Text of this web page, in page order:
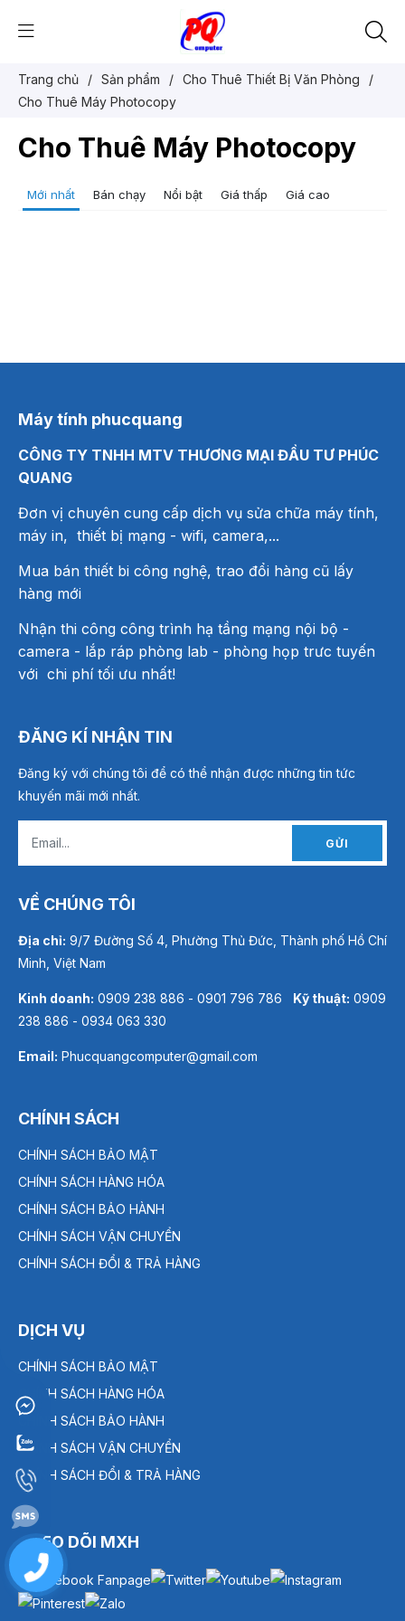
Trang chủ / Sản phẩm / Cho Thuê Thiết Bị Văn Phòng
/
Cho Thuê Máy Photocopy
Cho Thuê Máy Photocopy
Mới nhất Bán chạy Nổi bật Giá thấp Giá cao
Máy tính phucquang
CÔNG TY TNHH MTV THƯƠNG MẠI ĐẦU TƯ PHÚC
QUANG
Đơn vị chuyên cung cấp dịch vụ sửa chữa máy tính,
máy in, thiết bị mạng - wifi, camera,...
Mua bán thiết bi công nghệ, trao đổi hàng cũ lấy
hàng mới
Nhận thi công công trình hạ tầng mạng nội bộ -
camera - lắp ráp phòng lab - phòng họp trưc tuyến
với chi phí tối ưu nhất!
ĐĂNG KÍ NHẬN TIN
Đăng ký với chúng tôi để có thể nhận được những tin tức
khuyến mãi mới nhất.
GỬI
VỀ CHÚNG TÔI
Địa chỉ: 9/7 Đường Số 4, Phường Thủ Đức, Thành phố Hồ Chí
Minh, Việt Nam
Kinh doanh: 0909 238 886 - 0901 796 786 Kỹ thuật: 0909
238 886 - 0934 063 330
Email: Phucquangcomputer@gmail.com
CHÍNH SÁCH
CHÍNH SÁCH BẢO MẬT
CHÍNH SÁCH HÀNG HÓA
CHÍNH SÁCH BẢO HÀNH
CHÍNH SÁCH VẬN CHUYỂN
CHÍNH SÁCH ĐỔI & TRẢ HÀNG
DỊCH VỤ
CHÍNH SÁCH BẢO MẬT
CHÍNH SÁCH HÀNG HÓA
CHÍNH SÁCH BẢO HÀNH
CHÍNH SÁCH VẬN CHUYỂN
CHÍNH SÁCH ĐỔI & TRẢ HÀNG
THEO DÕI MXH
0909
238